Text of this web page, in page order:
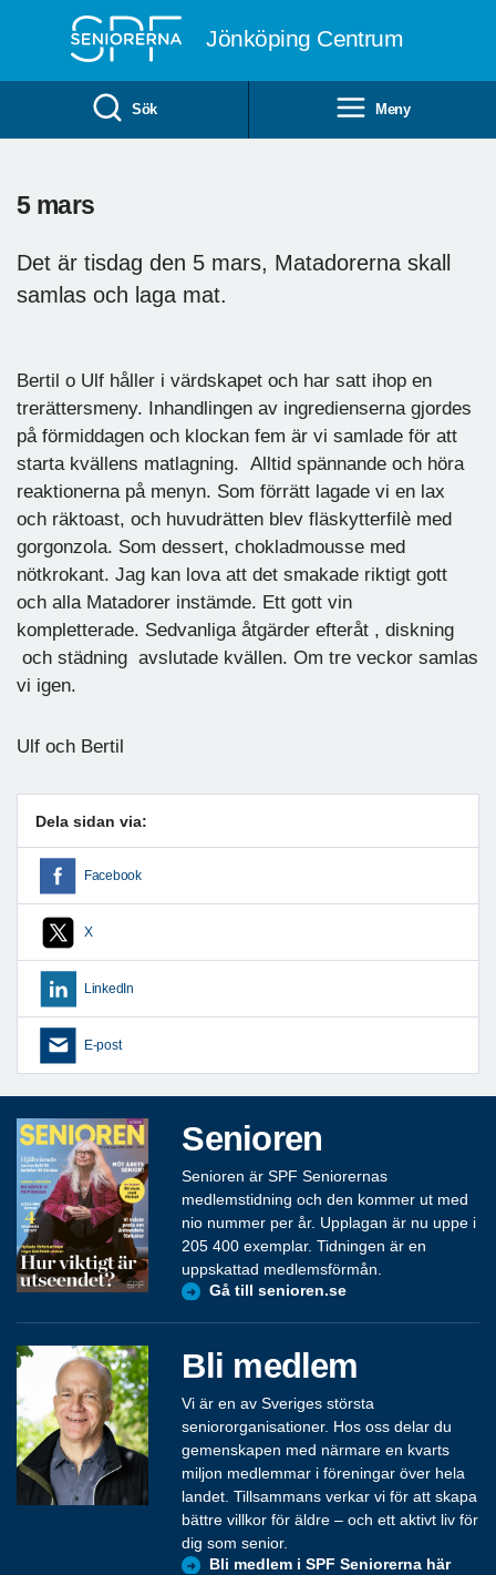
Jönköping Centrum
Sök Meny
5 mars
Det är tisdag den 5 mars, Matadorerna skall
samlas och laga mat.
Bertil o Ulf håller i värdskapet och har satt ihop en
trerättersmeny. Inhandlingen av ingredienserna gjordes
på förmiddagen och klockan fem är vi samlade för att
starta kvällens matlagning. Alltid spännande och höra
reaktionerna på menyn. Som förrätt lagade vi en lax
och räktoast, och huvudrätten blev fläskytterfilè med
gorgonzola. Som dessert, chokladmousse med
nötkrokant. Jag kan lova att det smakade riktigt gott
och alla Matadorer instämde. Ett gott vin
kompletterade. Sedvanliga åtgärder efteråt , diskning
och städning avslutade kvällen. Om tre veckor samlas
vi igen.
Ulf och Bertil
Dela sidan via:
Facebook
X
LinkedIn
E-post
Senioren
Senioren är SPF Seniorernas
medlemstidning och den kommer ut med
nio nummer per år. Upplagan är nu uppe i
205 400 exemplar. Tidningen är en
uppskattad medlemsförmån.
Gå till senioren.se
Bli medlem
Vi är en av Sveriges största
seniororganisationer. Hos oss delar du
gemenskapen med närmare en kvarts
miljon medlemmar i föreningar över hela
landet. Tillsammans verkar vi för att skapa
bättre villkor för äldre – och ett aktivt liv för
dig som senior.
Bli medlem i SPF Seniorerna här